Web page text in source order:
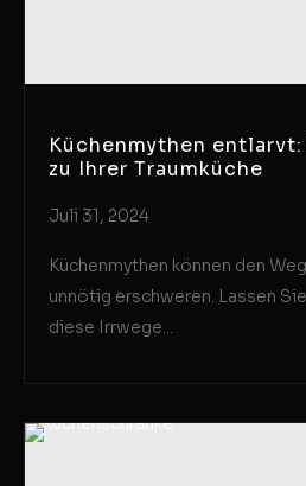
Küchenmythen
zu Ihrer Traumküche
Juli 31, 2024
Küchenmythen können den
unnötig erschweren. Lassen
diese Irrwege...